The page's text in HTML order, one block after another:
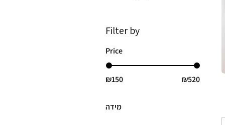
Filter by
Price
₪150 ₪520
מידה